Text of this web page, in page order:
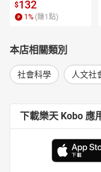
l.6【有聲書】
$132
1 % (賺1 點)
本店相關類別
社會科學 人文社
下載樂天 Kobo 應